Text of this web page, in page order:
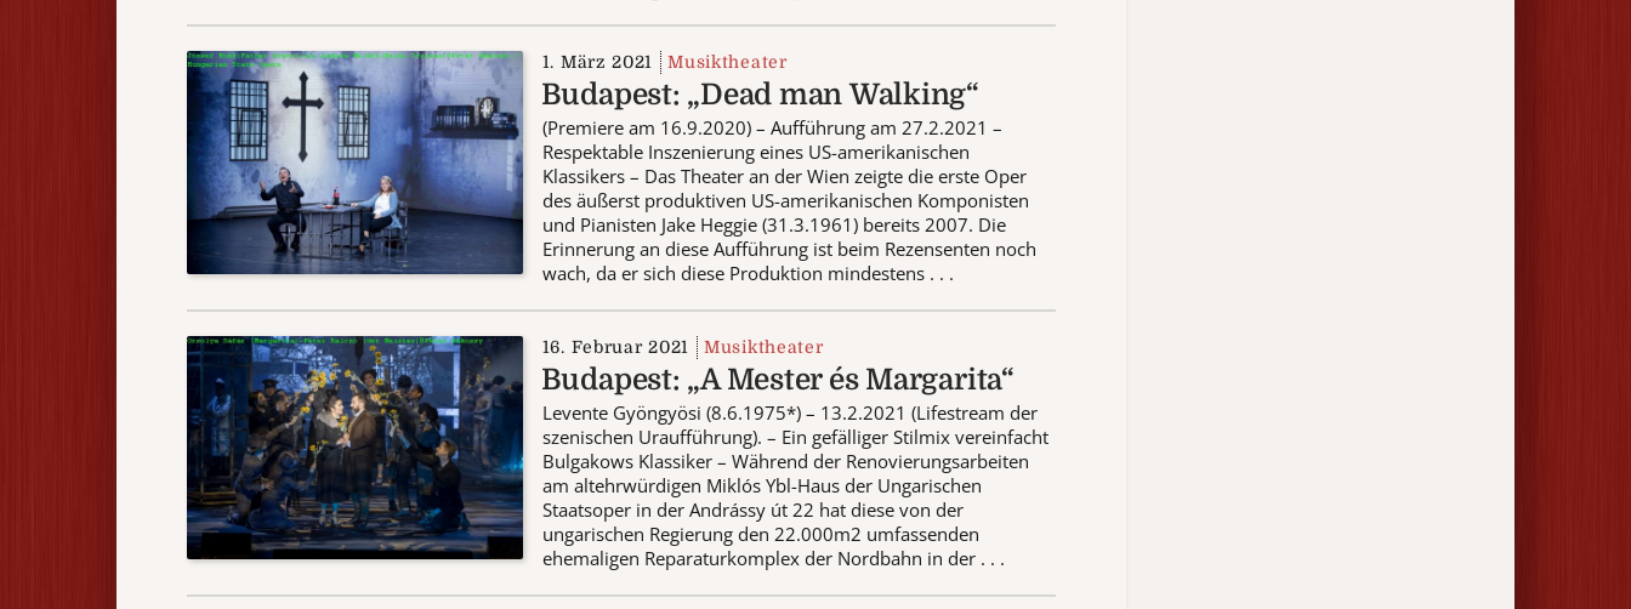
1. März 2021 Musiktheater
Budapest: „Dead man Walking“
(Premiere am 16.9.2020) – Aufführung am 27.2.2021 –
Respektable Inszenierung eines US-amerikanischen
Klassikers – Das Theater an der Wien zeigte die erste Oper
des äußerst produktiven US-amerikanischen Komponisten
und Pianisten Jake Heggie (31.3.1961) bereits 2007. Die
Erinnerung an diese Aufführung ist beim Rezensenten noch
wach, da er sich diese Produktion mindestens . . .
16. Februar 2021 Musiktheater
Budapest: „A Mester és Margarita“
Levente Gyöngyösi (8.6.1975*) – 13.2.2021 (Lifestream der
szenischen Uraufführung). – Ein gefälliger Stilmix vereinfacht
Bulgakows Klassiker – Während der Renovierungsarbeiten
am altehrwürdigen Miklós Ybl-Haus der Ungarischen
Staatsoper in der Andrássy út 22 hat diese von der
ungarischen Regierung den 22.000m2 umfassenden
ehemaligen Reparaturkomplex der Nordbahn in der . . .